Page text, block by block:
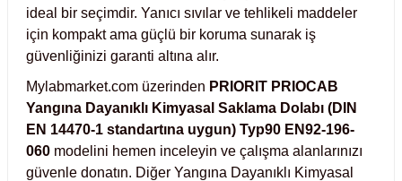
ideal bir seçimdir. Yanıcı sıvılar ve tehlikeli maddeler
için kompakt ama güçlü bir koruma sunarak iş
güvenliğinizi garanti altına alır.
Mylabmarket.com üzerinden PRIORIT PRIOCAB
Yangına Dayanıklı Kimyasal Saklama Dolabı (DIN
EN 14470-1 standartına uygun) Typ90 EN92-196-
060 modelini hemen inceleyin ve çalışma alanlarınızı
güvenle donatın. Diğer Yangına Dayanıklı Kimyasal